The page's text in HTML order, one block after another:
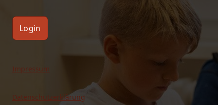
Login
Impressum
Datenschutzerklärung